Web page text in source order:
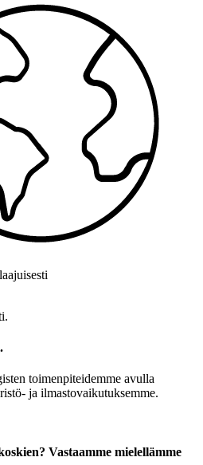
toimenpiteidemme avulla
ja ilmastovaikutuksemme.
Vastaamme mielellämme